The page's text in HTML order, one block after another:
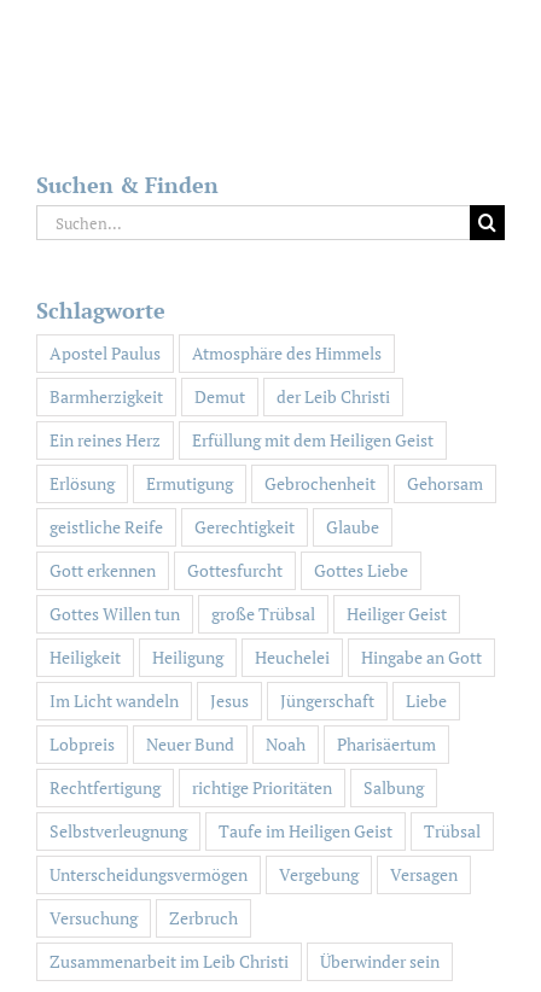
Suchen & Finden
Suche
nach:
Schlagworte
Apostel Paulus
Atmosphäre des Himmels
Barmherzigkeit
Demut
der Leib Christi
Ein reines Herz
Erfüllung mit dem Heiligen Geist
Erlösung
Ermutigung Gebrochenheit
Gehorsam
geistliche Reife
Gerechtigkeit
Glaube
Gott erkennen
Gottesfurcht
Gottes Liebe
Gottes Willen tun
große Trübsal
Heiliger Geist
Heiligkeit
Heiligung Heuchelei
Hingabe an Gott
Im Licht wandeln
Jesus Jüngerschaft
Liebe
Lobpreis
Neuer Bund Noah
Pharisäertum
Rechtfertigung
richtige Prioritäten
Salbung
Selbstverleugnung
Taufe im Heiligen Geist
Trübsal
Unterscheidungsvermögen
Vergebung
Versagen
Versuchung
Zerbruch
Zusammenarbeit im Leib Christi
Überwinder sein